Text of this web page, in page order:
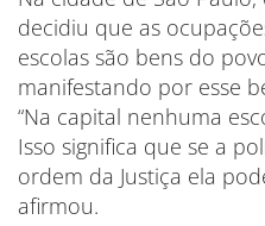
decidiu que as
escolas são bens do
manifestando por esse
“Na capital nenhuma
Isso significa que se a
ordem da Justiça ela
afirmou.